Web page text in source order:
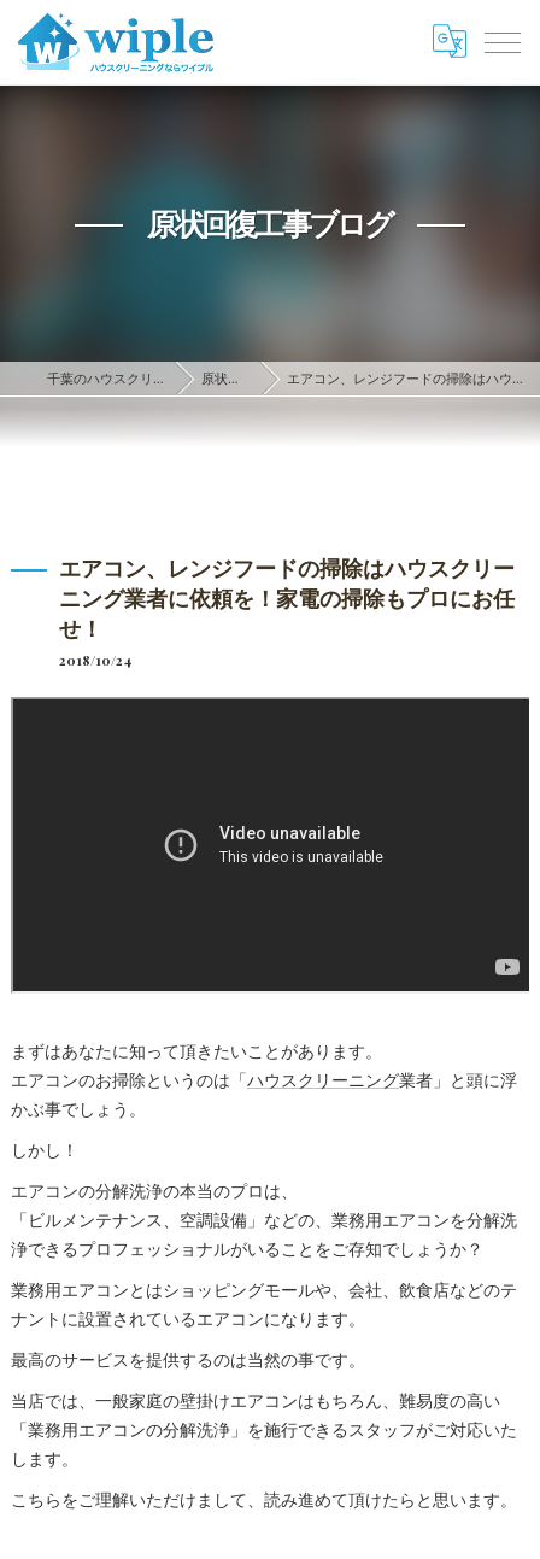
原状回復工事ブログ
千葉のハウスクリーニング・原状回復ならwiple 原状回復工事ブログ エアコン、レンジフードの掃除はハウスクリーニング業者に依頼を！家電の掃除もプロにお任せ！
エアコン、レンジフードの掃除はハウスクリー
ニング業者に依頼を！家電の掃除もプロにお任
せ！
2018/10/24
まずはあなたに知って頂きたいことがあります。
エアコンのお掃除というのは「ハウスクリーニング業者」と頭に浮
かぶ事でしょう。
しかし！
エアコンの分解洗浄の本当のプロは、
「ビルメンテナンス、空調設備」などの、業務用エアコンを分解洗
浄できるプロフェッショナルがいることをご存知でしょうか？
業務用エアコンとはショッピングモールや、会社、飲食店などのテ
ナントに設置されているエアコンになります。
最高のサービスを提供するのは当然の事です。
当店では、一般家庭の壁掛けエアコンはもちろん、難易度の高い
「業務用エアコンの分解洗浄」を施行できるスタッフがご対応いた
します。
こちらをご理解いただけまして、読み進めて頂けたらと思います。